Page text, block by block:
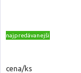
najpredávanejšie
cena/ks